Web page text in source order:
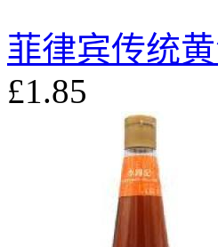
菲律宾传统
£1.85